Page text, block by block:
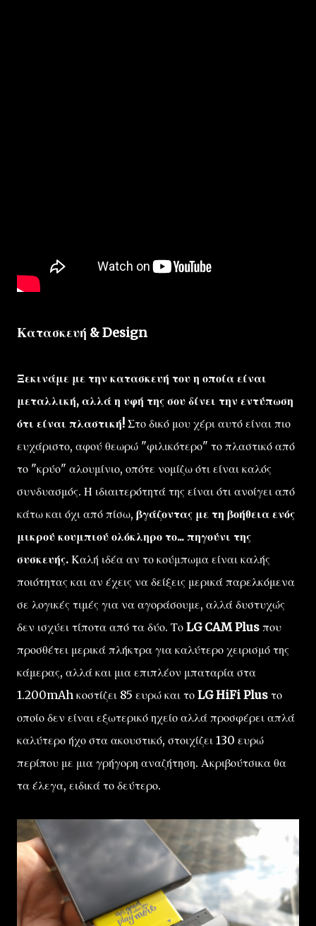
Κατασκευή & Design
Ξεκινάμε με την κατασκευή του η οποία είναι
μεταλλική, αλλά η υφή της σου δίνει την εντύπωση
ότι είναι πλαστική! Στο δικό μου χέρι αυτό είναι πιο
ευχάριστο, αφού θεωρώ "φιλικότερο" το πλαστικό από
το "κρύο" αλουμίνιο, οπότε νομίζω ότι είναι καλός
συνδυασμός. Η ιδιαιτερότητά της είναι ότι ανοίγει από
κάτω και όχι από πίσω, βγάζοντας με τη βοήθεια ενός
μικρού κουμπιού ολόκληρο το... πηγούνι της
συσκευής. Καλή ιδέα αν το κούμπωμα είναι καλής
ποιότητας και αν έχεις να δείξεις μερικά παρελκόμενα
σε λογικές τιμές για να αγοράσουμε, αλλά δυστυχώς
δεν ισχύει τίποτα από τα δύο. Το LG CAM Plus που
προσθέτει μερικά πλήκτρα για καλύτερο χειρισμό της
κάμερας, αλλά και μια επιπλέον μπαταρία στα
1.200mAh κοστίζει 85 ευρώ και το LG HiFi Plus το
οποίο δεν είναι εξωτερικό ηχείο αλλά προσφέρει απλά
καλύτερο ήχο στα ακουστικό, στοιχίζει 130 ευρώ
περίπου με μια γρήγορη αναζήτηση. Ακριβούτσικα θα
τα έλεγα, ειδικά το δεύτερο.